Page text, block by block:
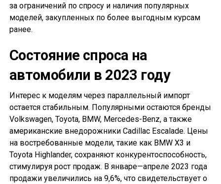
за ограничений по спросу и наличия популярных
моделей, закупленных по более выгодным курсам
ранее.
Состояние спроса на
автомобили в 2023 году
Интерес к моделям через параллельный импорт
остается стабильным. Популярными остаются бренды
Volkswagen, Toyota, BMW, Mercedes-Benz, а также
американские внедорожники Cadillac Escalade. Цены
на востребованные модели, такие как BMW X3 и
Toyota Highlander, сохраняют конкурентоспособность,
стимулируя рост продаж. В январе—апреле 2023 года
продажи увеличились на 9,6%, что свидетельствует о